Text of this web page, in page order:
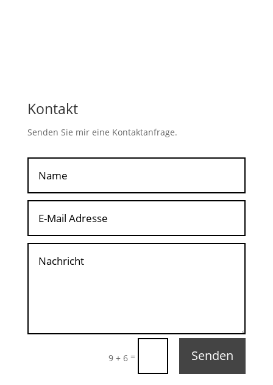
Kontakt
Senden Sie mir eine Kontaktanfrage.
9 + 6 = Senden